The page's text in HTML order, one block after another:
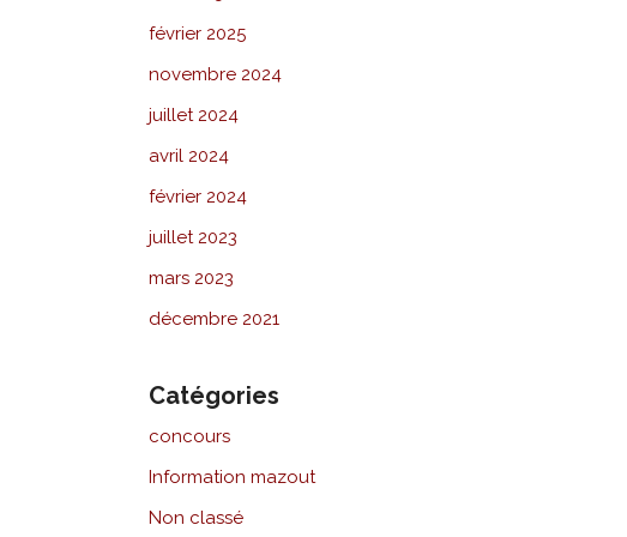
février 2025
novembre 2024
juillet 2024
avril 2024
février 2024
juillet 2023
mars 2023
décembre 2021
Catégories
concours
Information mazout
Non classé